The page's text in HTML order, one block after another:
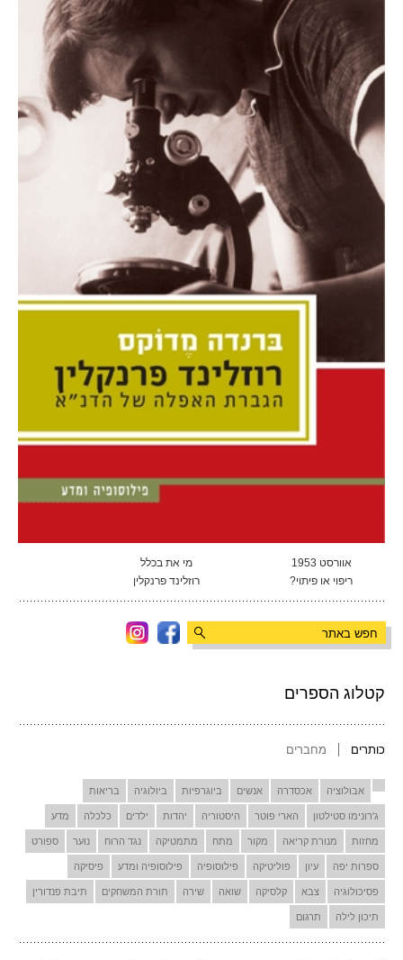
קטלוג הספרים
כותרים מחברים
אבולוציה אכסדרה אנשים ביוגרפיות ביולוגיה בריאות
ג'רונימו סטילטון הארי פוטר היסטוריה יהדות ילדים כלכלה מדע
מחזות מנורת קריאה מקור מתח מתמטיקה נגד הרוח נוער ספורט
ספרות יפה עיון פוליטיקה פילוסופיה פילוסופיה ומדע פיסיקה
פסיכולוגיה צבא קלסיקה שואה שירה תורת המשחקים תיבת פנדורין
תיכון לילה תרגום
אוורסט 1953
מי את בכלל
ריפוי או פיתוי?
רוזלינד פרנקלין